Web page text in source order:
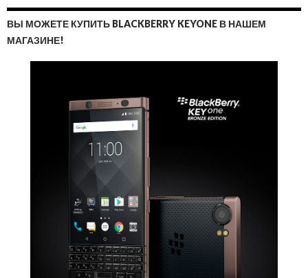
ВЫ МОЖЕТЕ КУПИТЬ BLACKBERRY KEYONE В НАШЕМ
МАГАЗИНЕ!